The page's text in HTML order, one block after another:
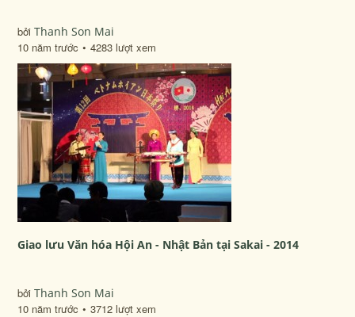
bởiThanh Son Mai
10 năm trước
4283 lượt xem
Giao lưu Văn hóa Hội An - Nhật Bản tại Sakai - 2014
bởiThanh Son Mai
10 năm trước
3712 lượt xem